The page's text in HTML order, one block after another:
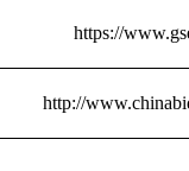
https://
http://